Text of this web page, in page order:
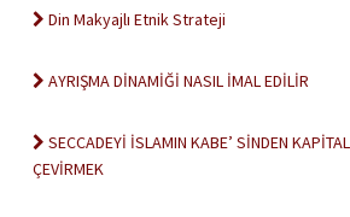
Din Makyajlı Etnik Strateji
AYRIŞMA DİNAMİĞİ NASIL İMAL EDİLİR
SECCADEYİ İSLAMIN KABE’ SİNDEN
ÇEVİRMEK